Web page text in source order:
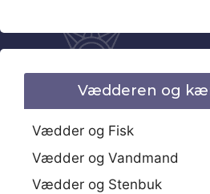
Vædderen og
Vædder og Fisk
Vædder og Vandmand
Vædder og Stenbuk